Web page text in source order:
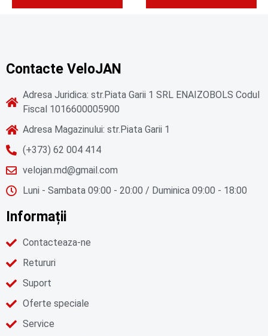
Contacte VeloJAN
Adresa Juridica: str.Piata Garii 1 SRL ENAIZOBOLS Codul
Fiscal 1016600005900
Adresa Magazinului: str.Piata Garii 1
(+373) 62 004 414
velojan.md@gmail.com
Luni - Sambata 09:00 - 20:00 / Duminica 09:00 - 18:00
Informații
Contacteaza-ne
Retururi
Suport
Oferte speciale
Service